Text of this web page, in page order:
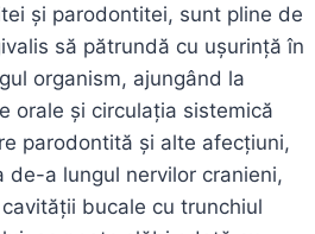
și parodontitei, sunt pline de
să pătrundă cu ușurință în
organism, ajungând la
orale și circulația sistemică
parodontită și alte afecțiuni,
de-a lungul nervilor cranieni,
bucale cu trunchiul